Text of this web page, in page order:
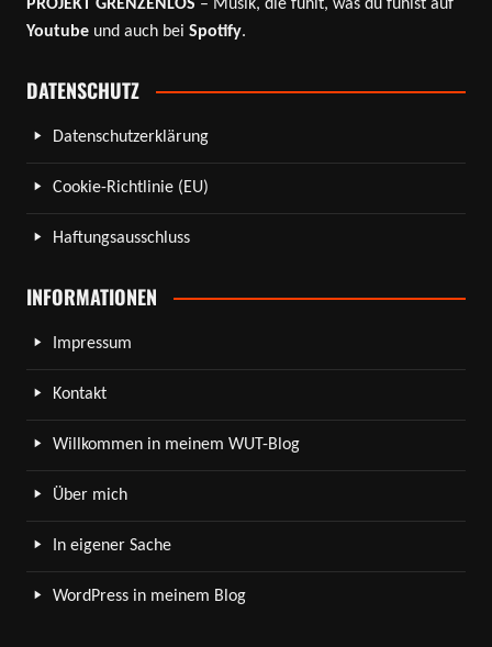
PROJEKT GRENZENLOS – Musik, die fühlt, was du fühlst auf
Youtube und auch bei Spotify.
DATENSCHUTZ
Datenschutzerklärung
Cookie-Richtlinie (EU)
Haftungsausschluss
INFORMATIONEN
Impressum
Kontakt
Willkommen in meinem WUT-Blog
Über mich
In eigener Sache
WordPress in meinem Blog